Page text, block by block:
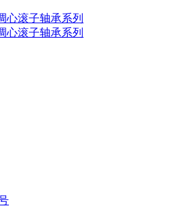
心滚子轴承系列
心滚子轴承系列